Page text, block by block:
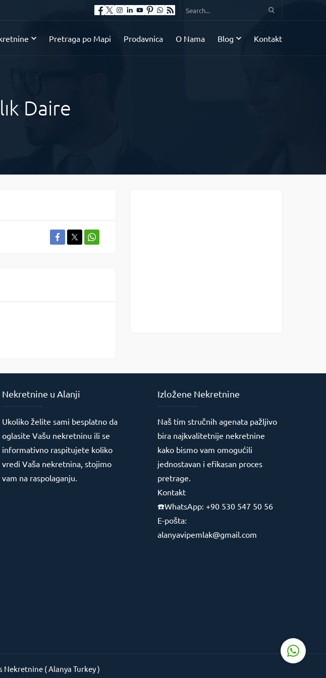
Pretraga po Mapi Prodavnica O Nama Blog Kontakt
Daire
Nekretnine u Alanji
Ukoliko želite sami besplatno da
oglasite Vašu nekretninu ili se
informativno raspitujete koliko
vredi Vaša nekretnina, stojimo
vam na raspolaganju.
Izložene Nekretnine
Naš tim stručnih agenata pažljivo
bira najkvalitetnije nekretnine
kako bismo vam omogućili
jednostavan i efikasan proces
pretrage.
Kontakt
☎️WhatsApp: +90 530 547 50 56
E-pošta:
alanyavipemlak@gmail.com
( Alanya Turkey )
Support Agent